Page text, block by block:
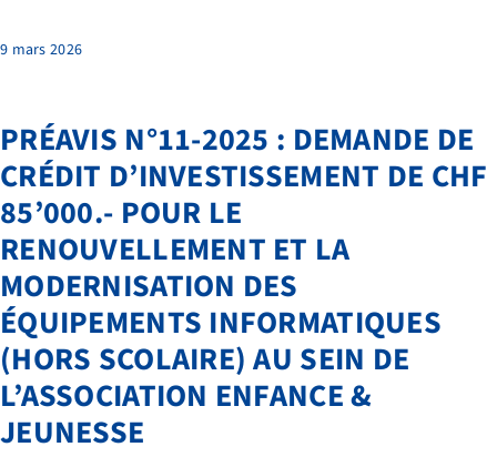
9 mars 2026
PRÉAVIS N°11-2025 : DEMANDE DE
CRÉDIT D’INVESTISSEMENT DE CHF
85’000.- POUR LE
RENOUVELLEMENT ET LA
MODERNISATION DES
ÉQUIPEMENTS INFORMATIQUES
(HORS SCOLAIRE) AU SEIN DE
L’ASSOCIATION ENFANCE &
JEUNESSE